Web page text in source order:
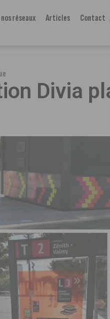
réseaux Articles Contact
Divia